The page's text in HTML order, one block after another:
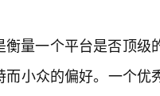
衡量一个平台是否顶
而小众的偏好。一个